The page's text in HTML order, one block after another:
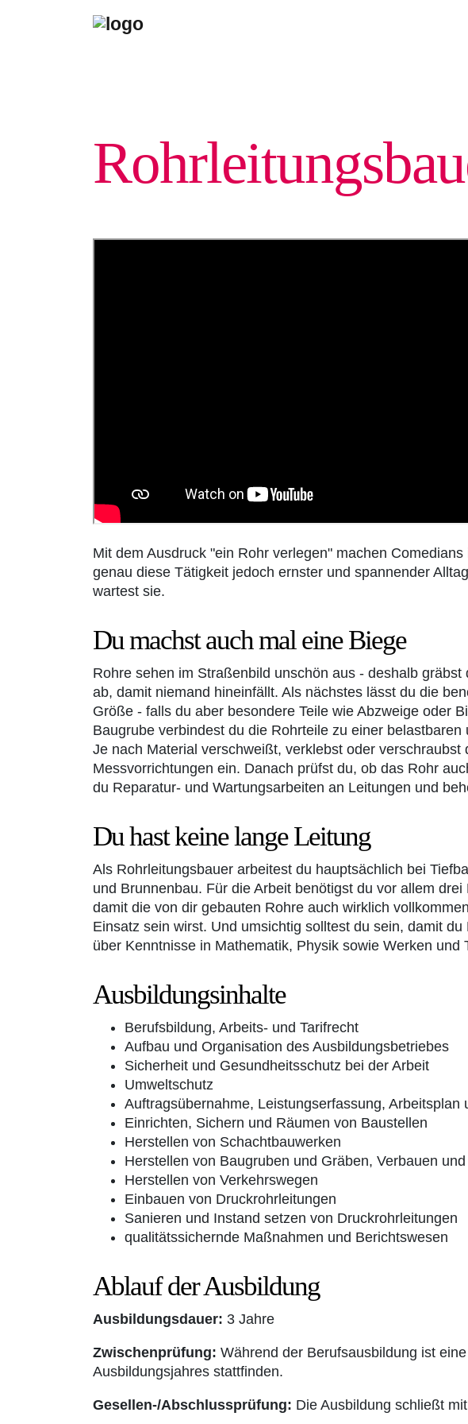
Mit dem Ausdruck "ein Rohr verlegen" machen
genau diese Tätigkeit jedoch ernster und spannender
wartest sie.
Du machst auch mal eine Biege
Rohre sehen im Straßenbild unschön aus - deshalb
ab, damit niemand hineinfällt. Als nächstes lässt du die
Größe - falls du aber besondere Teile wie Abzweige oder
Baugrube verbindest du die Rohrteile zu einer
Je nach Material verschweißt, verklebst oder
Messvorrichtungen ein. Danach prüfst du, ob das Rohr
du Reparatur- und Wartungsarbeiten an Leitungen und
Du hast keine lange Leitung
Als Rohrleitungsbauer arbeitest du hauptsächlich bei
und Brunnenbau. Für die Arbeit benötigst du vor allem
damit die von dir gebauten Rohre auch wirklich
Einsatz sein wirst. Und umsichtig solltest du sein, damit
über Kenntnisse in Mathematik, Physik sowie Werken
Ausbildungsinhalte
Berufsbildung, Arbeits- und Tarifrecht
Aufbau und Organisation des Ausbildungsbetriebes
Sicherheit und Gesundheitsschutz bei der Arbeit
Umweltschutz
Auftragsübernahme, Leistungserfassung, Arbeitsplan
Einrichten, Sichern und Räumen von Baustellen
Herstellen von Schachtbauwerken
Herstellen von Baugruben und Gräben, Verbauen
Herstellen von Verkehrswegen
Einbauen von Druckrohrleitungen
Sanieren und Instand setzen von Druckrohrleitungen
qualitätssichernde Maßnahmen und Berichtswesen
Ablauf der Ausbildung
Ausbildungsdauer: 3 Jahre
Zwischenprüfung: Während der Berufsausbildung ist
Ausbildungsjahres stattfinden.
Gesellen-/Abschlussprüfung: Die Ausbildung schließt